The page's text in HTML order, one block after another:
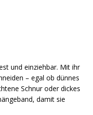
und einziehbar. Mit ihr
– egal ob dünnes
Schnur oder dickes
damit sie